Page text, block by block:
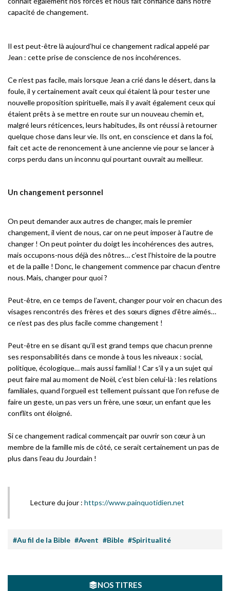
capacité de changement.
Il est peut-être là aujourd’hui ce changement radical appelé par
Jean : cette prise de conscience de nos incohérences.
Ce n’est pas facile, mais lorsque Jean a crié dans le désert, dans la
foule, il y certainement avait ceux qui étaient là pour tester une
nouvelle proposition spirituelle, mais il y avait également ceux qui
étaient prêts à se mettre en route sur un nouveau chemin et,
malgré leurs réticences, leurs habitudes, ils ont réussi à retourner
quelque chose dans leur vie. Ils ont, en conscience et dans la foi,
fait cet acte de renoncement à une ancienne vie pour se lancer à
corps perdu dans un inconnu qui pourtant ouvrait au meilleur.
Un changement personnel
On peut demander aux autres de changer, mais le premier
changement, il vient de nous, car on ne peut imposer à l’autre de
changer ! On peut pointer du doigt les incohérences des autres,
mais occupons-nous déjà des nôtres… c’est l’histoire de la poutre
et de la paille ! Donc, le changement commence par chacun d’entre
nous. Mais, changer pour quoi ?
Peut-être, en ce temps de l’avent, changer pour voir en chacun des
visages rencontrés des frères et des sœurs dignes d’être aimés…
ce n’est pas des plus facile comme changement !
Peut-être en se disant qu’il est grand temps que chacun prenne
ses responsabilités dans ce monde à tous les niveaux : social,
politique, écologique… mais aussi familial ! Car s’il y a un sujet qui
peut faire mal au moment de Noël, c’est bien celui-là : les relations
familiales, quand l’orgueil est tellement puissant que l’on refuse de
faire un geste, un pas vers un frère, une sœur, un enfant que les
conflits ont éloigné.
Si ce changement radical commençait par ouvrir son cœur à un
membre de la famille mis de côté, ce serait certainement un pas de
plus dans l’eau du Jourdain !
Lecture du jour : https://www.painquotidien.net
#Au fil de la Bible #Avent #Bible #Spiritualité
NOS TITRES